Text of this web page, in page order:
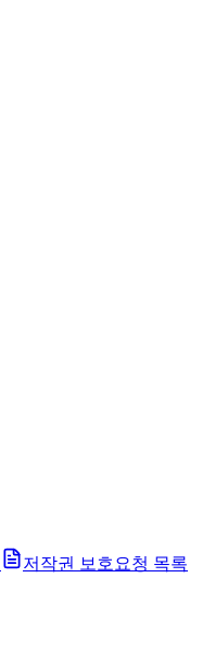
저작권 보호요청 목록